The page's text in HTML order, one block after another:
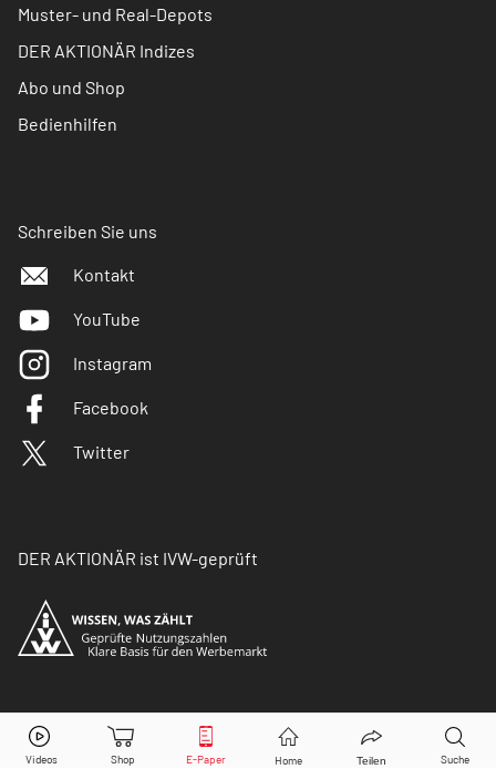
Muster- und Real-Depots
DER AKTIONÄR Indizes
Abo und Shop
Bedienhilfen
Schreiben Sie uns
Kontakt
YouTube
Instagram
Facebook
Twitter
DER AKTIONÄR ist IVW-geprüft
© Copyright 2026 Börsenmedien AG. Alle Rechte